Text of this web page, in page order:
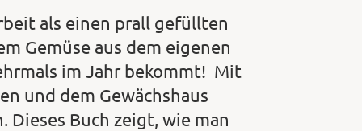
als einen prall gefüllten
Gemüse aus dem eigenen
im Jahr bekommt! Mit
und dem Gewächshaus
Dieses Buch zeigt, wie man